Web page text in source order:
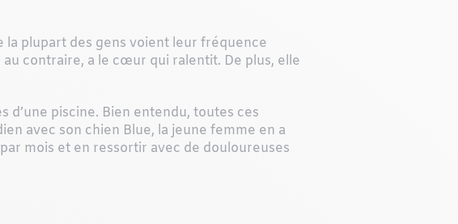
la plupart des gens voient leur fréquence
contraire, a le cœur qui ralentit. De plus, elle
d’une piscine. Bien entendu, toutes ces
avec son chien Blue, la jeune femme en a
mois et en ressortir avec de douloureuses